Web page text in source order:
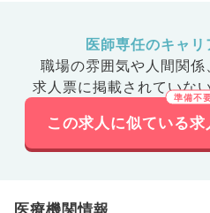
医師専任のキャ
職場の雰囲気や人間関係
求人票に掲載されていな
この求人に似ている